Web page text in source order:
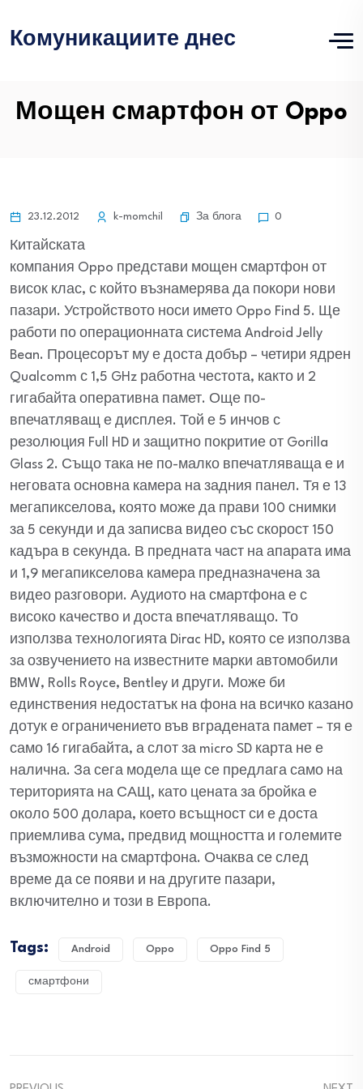
Комуникациите днес
Мощен смартфон от Oppo
23.12.2012 k-momchil За блога 0
Китайската
компания Oppo представи мощен смартфон от
висок клас, с който възнамерява да покори нови
пазари. Устройството носи името Oppo Find 5. Ще
работи по операционната система Android Jelly
Bean. Процесорът му е доста добър – четири ядрен
Qualcomm с 1,5 GHz работна честота, както и 2
гигабайта оперативна памет. Още по-
впечатляващ е дисплея. Той е 5 инчов с
резолюция Full HD и защитно покритие от Gorilla
Glass 2. Също така не по-малко впечатляваща е и
неговата основна камера на задния панел. Тя е 13
мегапикселова, която може да прави 100 снимки
за 5 секунди и да записва видео със скорост 150
кадъра в секунда. В предната част на апарата има
и 1,9 мегапикселова камера предназначена за
видео разговори. Аудиото на смартфона е с
високо качество и доста впечатляващо. То
използва технологията Dirac HD, която се използва
за озвучението на известните марки автомобили
BMW, Rolls Royce, Bentley и други. Може би
единствения недостатък на фона на всичко казано
дотук е ограничението във вградената памет – тя е
само 16 гигабайта, а слот за micro SD карта не е
налична. За сега модела ще се предлага само на
територията на САЩ, като цената за бройка е
около 500 долара, което всъщност си е доста
приемлива сума, предвид мощността и големите
възможности на смартфона. Очаква се след
време да се появи и на другите пазари,
включително и този в Европа.
Tags: Android Oppo Oppo Find 5
смартфони